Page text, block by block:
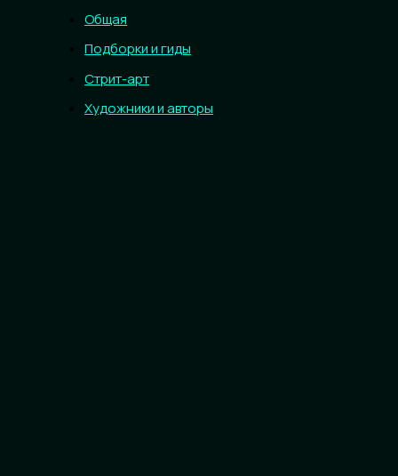
Общая
Подборки и гиды
Стрит-арт
Художники и авторы